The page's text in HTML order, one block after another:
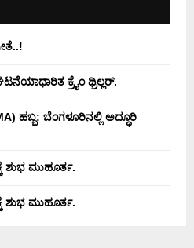
ಕ್ರೈಂ ಥ್ರಿಲ್ಲರ್.
ಹಬ್ಬ: ಬೆಂಗಳೂರಿನಲ್ಲಿ ಅದ್ಧೂರಿ
ಶುಭ ಮುಹೂರ್ತ.
ಶುಭ ಮುಹೂರ್ತ.